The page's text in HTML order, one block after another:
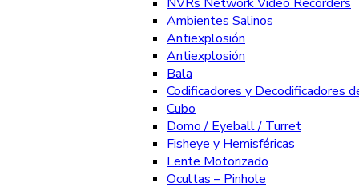
Ambientes Salinos
Antiexplosión
Antiexplosión
Bala
Codificadores y Decodificadores
Cubo
Domo / Eyeball / Turret
Fisheye y Hemisféricas
Lente Motorizado
Ocultas – Pinhole